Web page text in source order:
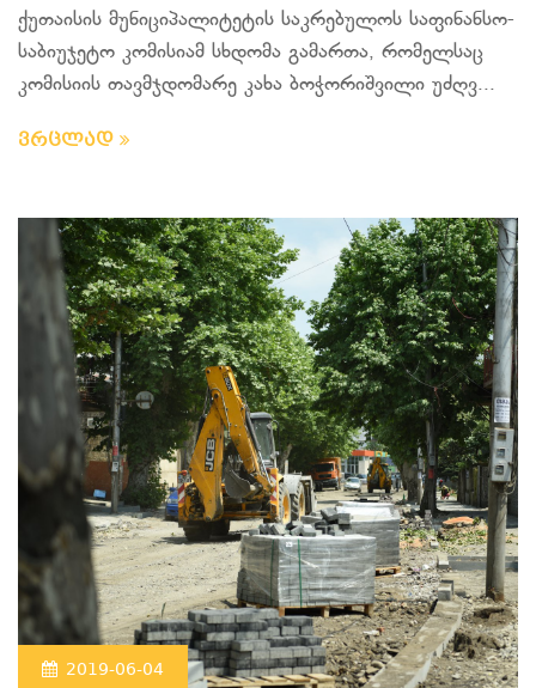
ქუთაისის მუნიციპალიტეტის საკრებულოს საფინანსო-
საბიუჯეტო კომისიამ სხდომა გამართა, რომელსაც
კომისიის თავმჯდომარე კახა ბოჭორიშვილი უძღვ...
ვრცლად
2019-06-04